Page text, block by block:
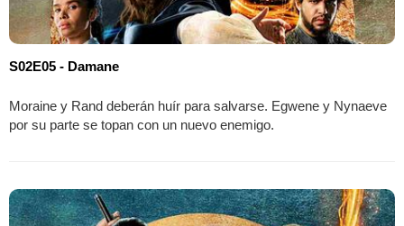
S02E05 - Damane
Moraine y Rand deberán huír para salvarse. Egwene y Nynaeve
por su parte se topan con un nuevo enemigo.